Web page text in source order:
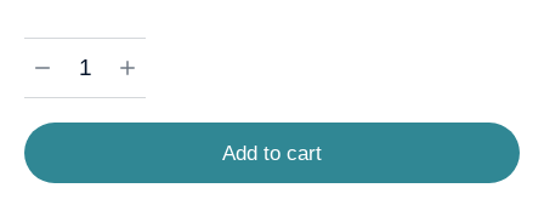
Add to cart